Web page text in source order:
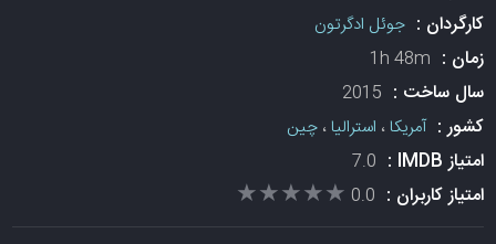
کارگردان :جوئل ادگرتون
زمان : 1h 48m
سال ساخت : 2015
کشور :آمریکا، استرالیا،چین
امتیاز IMDB : 7.0
امتیاز کاربران : 0.0
★★★★★
★★★★★